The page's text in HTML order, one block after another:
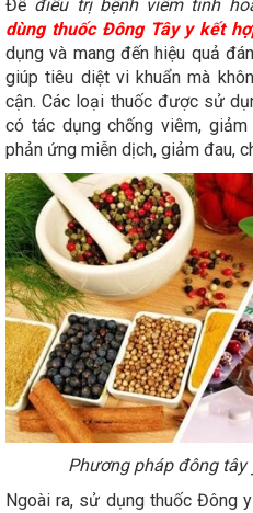
Để điều trị bệnh viêm tinh
dùng thuốc Đông Tây y kết
dụng và mang đến hiệu quả
giúp tiêu diệt vi khuẩn mà
cận. Các loại thuốc được sử
có tác dụng chống viêm,
phản ứng miễn dịch, giảm đau,
Phương pháp đông
Ngoài ra, sử dụng thuốc Đông